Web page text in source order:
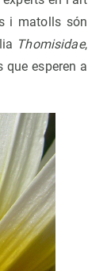
i matolls són
Thomisidae,
que esperen a